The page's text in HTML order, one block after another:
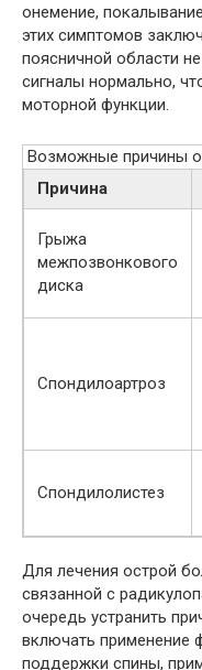
онемение,
этих симптомов
поясничной области
сигналы нормально,
моторной функции.
Возможные причины
Причина
Грыжа
межпозвонкового
диска
Спондилоартроз
Спондилолистез
Для лечения острой
связанной с
очередь устранить
включать применение
поддержки спины,